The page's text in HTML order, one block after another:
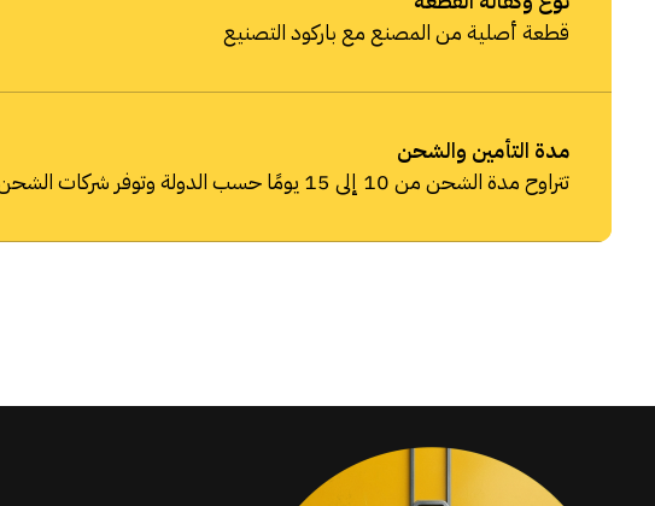
قطعة أصلية من المصنع مع باركود التصنيع
مدة التأمين والشحن
تتراوح مدة الشحن من 10 إلى 15 يومًا حسب الدولة وتوفر شركات الشحن